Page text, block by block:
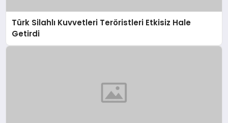
Türk Silahlı Kuvvetleri Teröristleri Etkisiz Hale
Getirdi